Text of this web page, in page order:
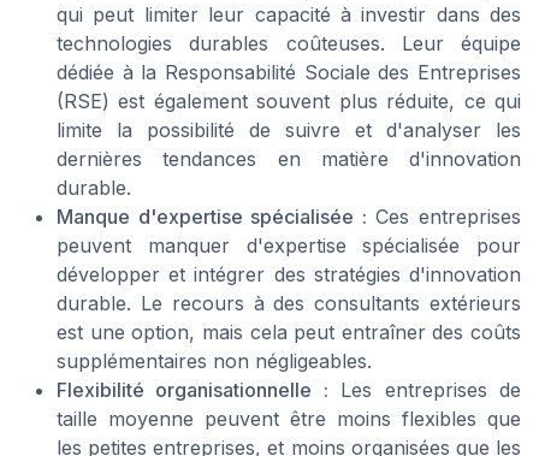
qui peut limiter leur capacité à investir dans des
technologies durables coûteuses. Leur équipe
dédiée à la Responsabilité Sociale des Entreprises
(RSE) est également souvent plus réduite, ce qui
limite la possibilité de suivre et d'analyser les
dernières tendances en matière d'innovation
durable.
Manque d'expertise spécialisée : Ces entreprises
peuvent manquer d'expertise spécialisée pour
développer et intégrer des stratégies d'innovation
durable. Le recours à des consultants extérieurs
est une option, mais cela peut entraîner des coûts
supplémentaires non négligeables.
Flexibilité organisationnelle : Les entreprises de
taille moyenne peuvent être moins flexibles que
les petites entreprises, et moins organisées que les